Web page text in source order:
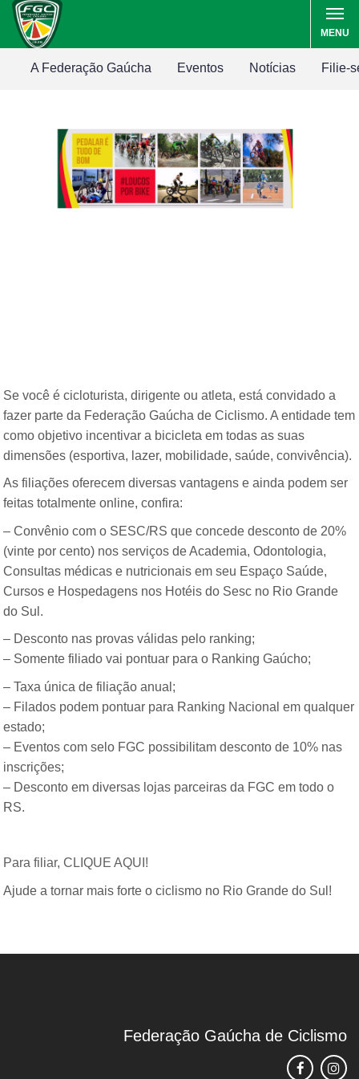
MENU
A Federação Gaúcha Eventos Notícias Filie-
Se você é cicloturista, dirigente ou atleta, está convidado a
fazer parte da Federação Gaúcha de Ciclismo. A entidade tem
como objetivo incentivar a bicicleta em todas as suas
dimensões (esportiva, lazer, mobilidade, saúde, convivência).
As filiações oferecem diversas vantagens e ainda podem ser
feitas totalmente online, confira: ­­­
– Convênio com o SESC/RS que concede desconto de 20%
(vinte por cento) nos serviços de Academia, Odontologia,
Consultas médicas e nutricionais em seu Espaço Saúde,
Cursos e Hospedagens nos Hotéis do Sesc no Rio Grande
do Sul.
– Desconto nas provas válidas pelo ranking;
– Somente filiado vai pontuar para o Ranking Gaúcho;
– Taxa única de filiação anual;
– Filados podem pontuar para Ranking Nacional em qualquer
estado;
– Eventos com selo FGC possibilitam desconto de 10% nas
inscrições;
– Desconto em diversas lojas parceiras da FGC em todo o
RS.
Para filiar, CLIQUE AQUI!
Ajude a tornar mais forte o ciclismo no Rio Grande do Sul!
Federação Gaúcha de Ciclismo